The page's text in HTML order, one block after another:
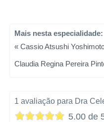
Mais nesta especialidade:
« Cassio Atsushi
Claudia Regina Pereira
1 avaliação para Dra
5.00 de